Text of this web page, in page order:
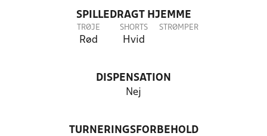
SPILLEDRAGT HJEMME
TRØJE
Rød
SHORTS
Hvid
STRØMPER
DISPENSATION
Nej
TURNERINGSFORBEHOLD